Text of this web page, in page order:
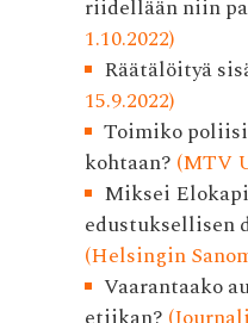
riidellään niin
1.10.2022)
Räätälöityä
15.9.2022)
Toimiko
kohtaan? (MTV
Miksei
edustuksellisen
(Helsingin
Vaarantaako